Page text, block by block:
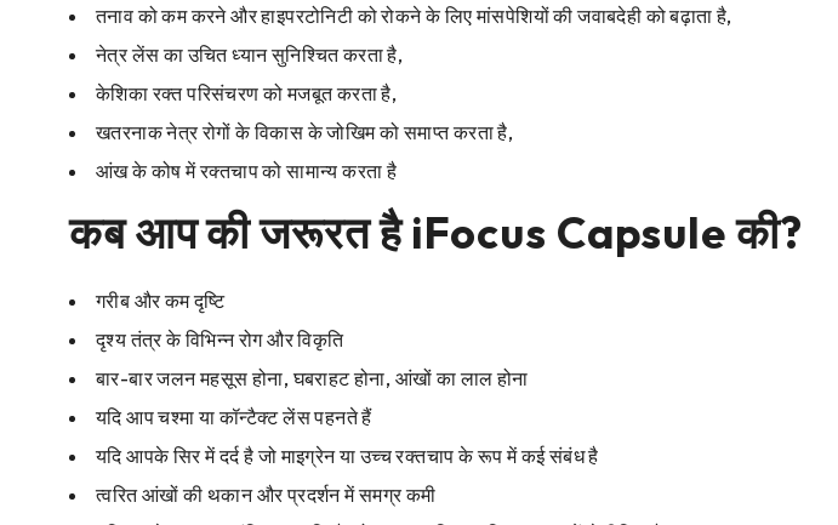
तनाव को कम करने और हाइपरटोनिटी को रोकने के लिए मांसपेशियों की जवाबदेही को बढ़ाता है,
नेत्र लेंस का उचित ध्यान सुनिश्चित करता है,
केशिका रक्त परिसंचरण को मजबूत करता है,
खतरनाक नेत्र रोगों के विकास के जोखिम को समाप्त करता है,
आंख के कोष में रक्तचाप को सामान्य करता है
कब आप की जरूरत है iFocus Capsule की?
गरीब और कम दृष्टि
दृश्य तंत्र के विभिन्न रोग और विकृति
बार-बार जलन महसूस होना, घबराहट होना, आंखों का लाल होना
यदि आप चश्मा या कॉन्टैक्ट लेंस पहनते हैं
यदि आपके सिर में दर्द है जो माइग्रेन या उच्च रक्तचाप के रूप में कई संबंध है
त्वरित आंखों की थकान और प्रदर्शन में समग्र कमी